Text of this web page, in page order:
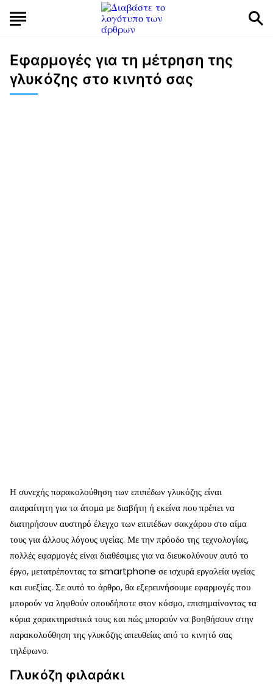
Εφαρμογές για τη μέτρηση της
γλυκόζης στο κινητό σας
Η συνεχής παρακολούθηση των επιπέδων γλυκόζης είναι
απαραίτητη για τα άτομα με διαβήτη ή εκείνα που πρέπει να
διατηρήσουν αυστηρό έλεγχο των επιπέδων σακχάρου στο αίμα
τους για άλλους λόγους υγείας. Με την πρόοδο της τεχνολογίας,
πολλές εφαρμογές είναι διαθέσιμες για να διευκολύνουν αυτό το
έργο, μετατρέποντας τα smartphone σε ισχυρά εργαλεία υγείας
και ευεξίας. Σε αυτό το άρθρο, θα εξερευνήσουμε εφαρμογές που
μπορούν να ληφθούν οπουδήποτε στον κόσμο, επισημαίνοντας τα
κύρια χαρακτηριστικά τους και πώς μπορούν να βοηθήσουν στην
παρακολούθηση της γλυκόζης απευθείας από το κινητό σας
τηλέφωνο.
Γλυκόζη φιλαράκι